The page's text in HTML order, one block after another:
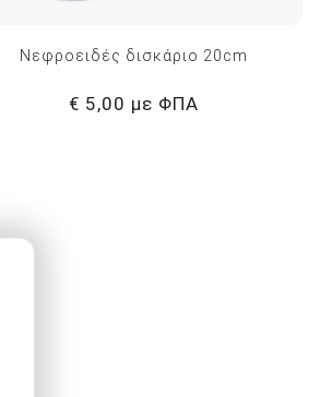
Νεφροειδές δισκάριο 20cm
€ 5,00 με ΦΠΑ